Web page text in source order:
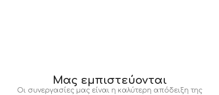
Μας εμπιστεύονται
Οι συνεργασίες μας είναι η καλύτερη απόδειξη της